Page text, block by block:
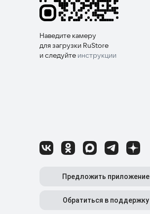
Наведите камеру
для загрузки RuStore
и следуйте инструкции
Предложить приложение
Обратиться в поддержку